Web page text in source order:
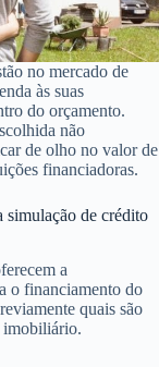
no mercado de
às suas
do orçamento.
não
de olho no valor de
financiadoras.
de crédito
a
o financiamento do
quais são
imobiliário.